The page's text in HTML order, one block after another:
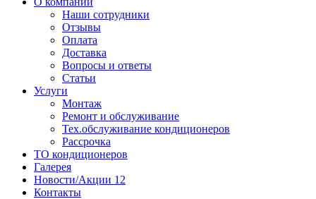
Наши сотрудники
Отзывы
Оплата
Доставка
Вопросы и ответы
Статьи
Услуги
Монтаж
Ремонт и обслуживание
Тех.обслуживание кондиционеров
Рассрочка
ТО кондиционеров
Галерея
Новости/Акции 12
Контакты